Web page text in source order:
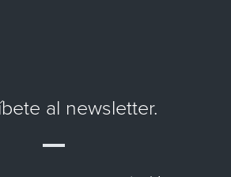
al newsletter.